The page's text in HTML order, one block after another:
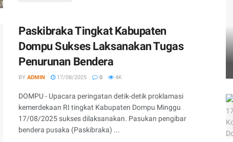
Paskibraka Tingkat Kabupaten
Dompu Sukses Laksanakan Tugas
Penurunan Bendera
BY ADMIN 17/08/2025 0 4K
DOMPU - Upacara peringatan detik-detik proklamasi
kemerdekaan RI tingkat Kabupaten Dompu Minggu
17/08/2025 sukses dilaksanakan. Pasukan pengibar
bendera pusaka (Paskibraka) ...